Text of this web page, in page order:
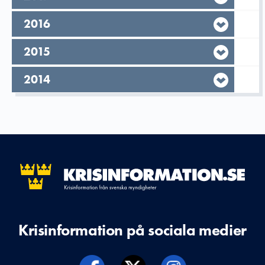
År,
2016
År,
2015
År,
2014
Krisinformation på sociala medier